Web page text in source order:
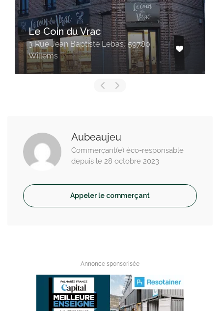
OPTIC 2000 – Haubourdin
13 Rue Sadi Carnot, 59320
Haubourdin
Aubeaujeu
Commerçant(e) éco-responsable
depuis le 28 octobre 2023
Appeler le commerçant
Annonce sponsorisée